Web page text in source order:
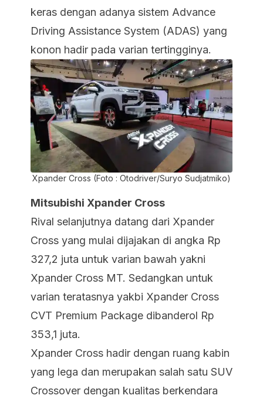
keras dengan adanya sistem Advance
Driving Assistance System (ADAS) yang
konon hadir pada varian tertingginya.
Xpander Cross (Foto : Otodriver/Suryo Sudjatmiko)
Mitsubishi Xpander Cross
Rival selanjutnya datang dari Xpander
Cross yang mulai dijajakan di angka Rp
327,2 juta untuk varian bawah yakni
Xpander Cross MT. Sedangkan untuk
varian teratasnya yakbi Xpander Cross
CVT Premium Package dibanderol Rp
353,1 juta.
Xpander Cross hadir dengan ruang kabin
yang lega dan merupakan salah satu SUV
Crossover dengan kualitas berkendara